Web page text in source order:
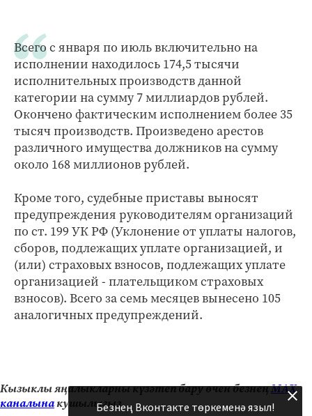
Всего с января по июль включительно на
исполнении находилось 174,5 тысячи
исполнительных производств данной
категории на сумму 7 миллиардов рублей.
Окончено фактическим исполнением более 35
тысяч производств. Произведено арестов
различного имущества должников на сумму
около 168 миллионов рублей.
Кроме того, судебные приставы выносят
предупреждения руководителям организаций
по ст. 199 УК РФ (Уклонение от уплаты налогов,
сборов, подлежащих уплате организацией, и
(или) страховых взносов, подлежащих уплате
организацией - плательщиком страховых
взносов). Всего за семь месяцев вынесено 105
аналогичных предупреждений.
Кызыклы яңалыкларны күзәтеп бару өчен безнеңМАХ
каналынакушылыгыз.Безнең Вконтакте төркеменә языл!